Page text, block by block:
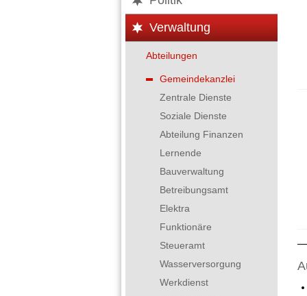
Verwaltung
Abteilungen
Gemeindekanzlei
Zentrale Dienste
Soziale Dienste
Abteilung Finanzen
Lernende
Bauverwaltung
Betreibungsamt
Elektra
Funktionäre
Steueramt
Wasserversorgung
Werkdienst